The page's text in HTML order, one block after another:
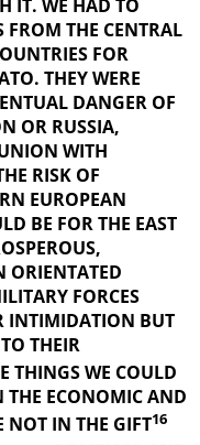
IT. WE HAD TO
FROM THE CENTRAL
FOR
THEY WERE
DANGER OF
OR RUSSIA,
WITH
RISK OF
EUROPEAN
BE FOR THE EAST
ORIENTATED
FORCES
INTIMIDATION BUT
THEIR
THINGSWE COULD
THE ECONOMIC AND
NOT IN THE GIFT16